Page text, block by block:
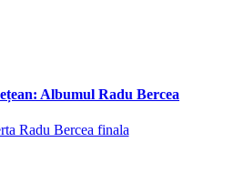
Albumul Radu Bercea